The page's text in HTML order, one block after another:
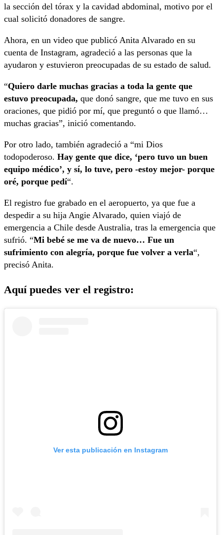
la sección del tórax y la cavidad abdominal, motivo por el
cual solicitó donadores de sangre.
Ahora, en un video que publicó Anita Alvarado en su
cuenta de Instagram, agradeció a las personas que la
ayudaron y estuvieron preocupadas de su estado de salud.
“Quiero darle muchas gracias a toda la gente que
estuvo preocupada, que donó sangre, que me tuvo en sus
oraciones, que pidió por mí, que preguntó o que llamó…
muchas gracias”, inició comentando.
Por otro lado, también agradeció a “mi Dios
todopoderoso. Hay gente que dice, ‘pero tuvo un buen
equipo médico’, y sí, lo tuve, pero -estoy mejor- porque
oré, porque pedí“.
El registro fue grabado en el aeropuerto, ya que fue a
despedir a su hija Angie Alvarado, quien viajó de
emergencia a Chile desde Australia, tras la emergencia que
sufrió. “Mi bebé se me va de nuevo… Fue un
sufrimiento con alegría, porque fue volver a verla“,
precisó Anita.
Aquí puedes ver el registro:
Ver esta publicación en Instagram